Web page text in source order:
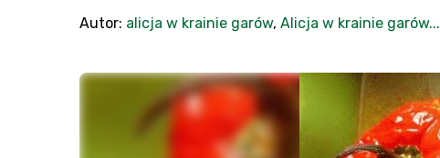
Autor: alicja w krainie garów, Alicja w krainie garów...